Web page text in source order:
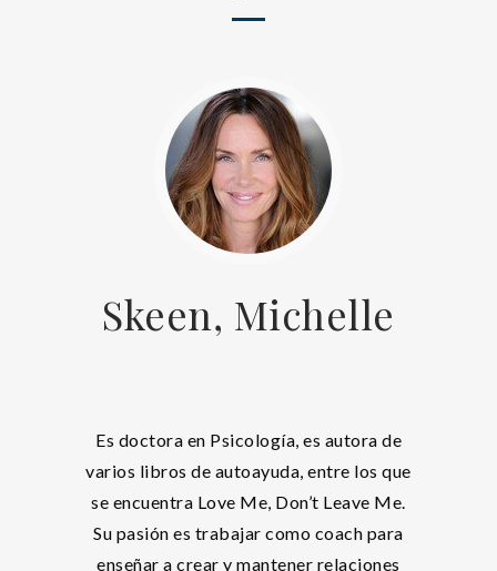
Skeen, Michelle
Es doctora en Psicología, es autora de
varios libros de autoayuda, entre los que
se encuentra Love Me, Don’t Leave Me.
Su pasión es trabajar como coach para
enseñar a crear y mantener relaciones